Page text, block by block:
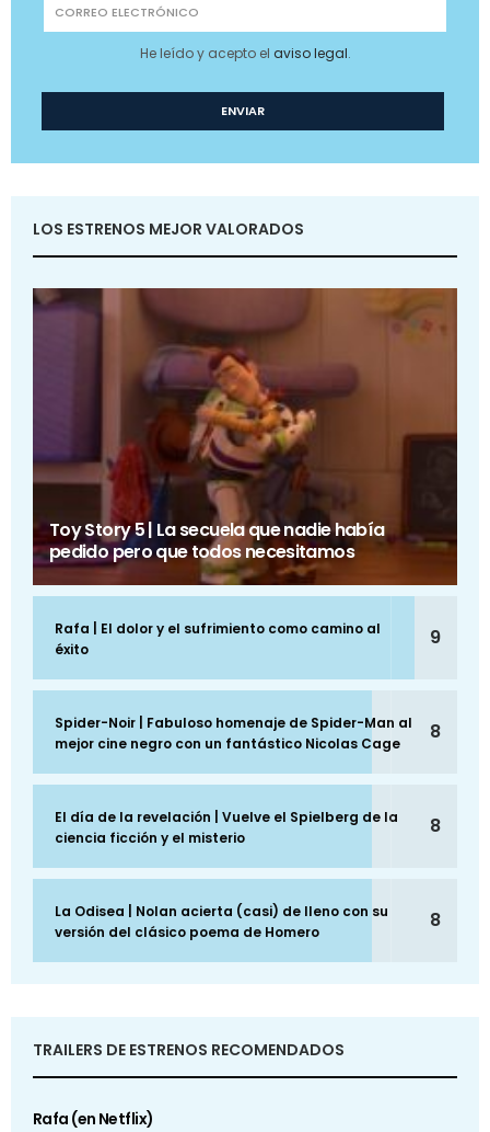
He leído y acepto el aviso legal.
LOS ESTRENOS MEJOR VALORADOS
Toy Story 5 | La secuela que nadie había
pedido pero que todos necesitamos
Rafa | El dolor y el sufrimiento como camino al
éxito
9
Spider-Noir | Fabuloso homenaje de Spider-Man al
mejor cine negro con un fantástico Nicolas Cage
8
El día de la revelación | Vuelve el Spielberg de la
ciencia ficción y el misterio
8
La Odisea | Nolan acierta (casi) de lleno con su
versión del clásico poema de Homero
8
TRAILERS DE ESTRENOS RECOMENDADOS
Rafa (en Netflix)